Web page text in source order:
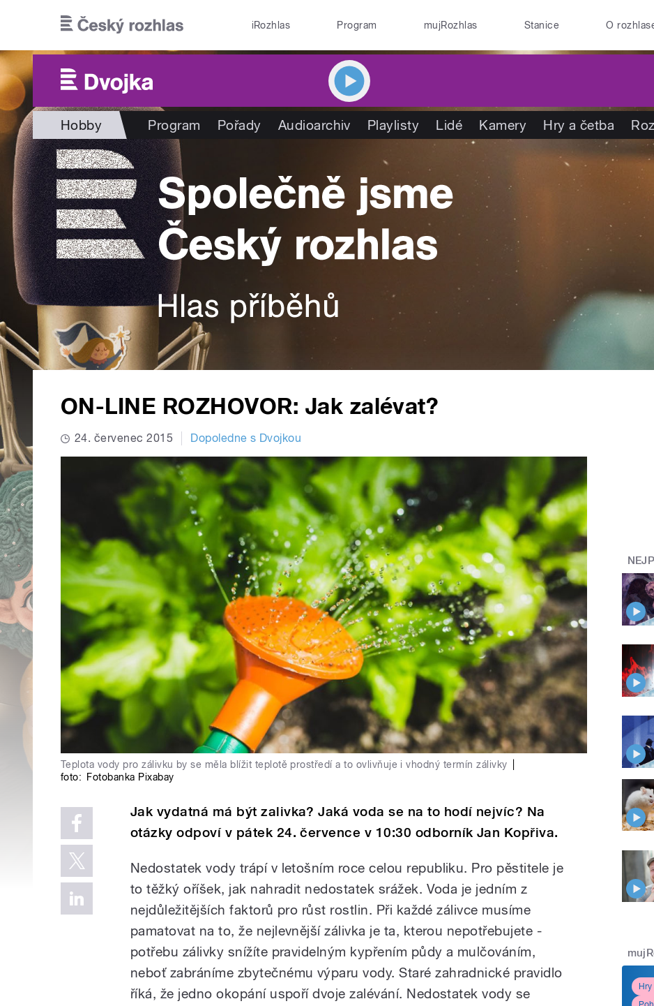
iRozhlas Program mujRozhlas Stanice O
Hobby Program Pořady Audioarchiv Playlisty Lidé Kamery Hry a četba
ON-LINE ROZHOVOR: Jak zalévat?
24. červenec 2015 Dopoledne s Dvojkou
Teplota vody pro zálivku by se měla blížit teplotě prostředí a to ovlivňuje i vhodný termín zálivky
foto:
Fotobanka Pixabay
Jak vydatná má být zalivka? Jaká voda se na to hodí nejvíc? Na
otázky odpoví v pátek 24. července v 10:30 odborník Jan Kopřiva.
Nedostatek vody trápí v letošním roce celou republiku. Pro pěstitele je
to těžký oříšek, jak nahradit nedostatek srážek. Voda je jedním z
nejdůležitějších faktorů pro růst rostlin. Při každé zálivce musíme
pamatovat na to, že nejlevnější zálivka je ta, kterou nepotřebujete -
potřebu zálivky snížíte pravidelným kypřením půdy a mulčováním,
neboť zabráníme zbytečnému výparu vody. Staré zahradnické pravidlo
říká, že jedno okopání uspoří dvoje zalévání. Nedostatek vody se
Hry